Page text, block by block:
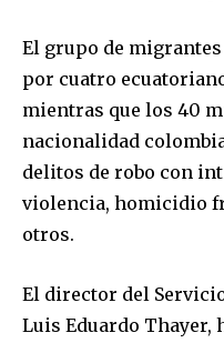
El grupo de
por cuatro
mientras que los 40
nacionalidad
delitos de robo con
violencia, homicidio
otros.
El director del
Luis Eduardo Thayer,